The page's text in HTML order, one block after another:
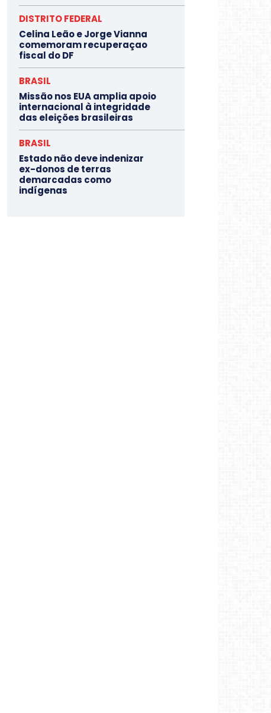
DISTRITO FEDERAL
Celina Leão e Jorge Vianna
comemoram recuperaçao
fiscal do DF
BRASIL
Missão nos EUA amplia apoio
internacional à integridade
das eleições brasileiras
BRASIL
Estado não deve indenizar
ex-donos de terras
demarcadas como
indígenas